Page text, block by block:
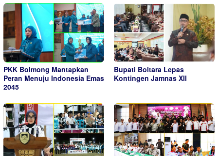
PKK Bolmong Mantapkan
Peran Menuju Indonesia Emas
2045
Bupati Boltara Lepas
Kontingen Jamnas XII